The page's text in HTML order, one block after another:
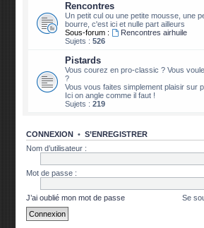
Rencontres
Un petit cul ou une petite mousse, une
bourre, c'est ici et nulle part ailleurs
Sous-forum :
Rencontres airhuile
Sujets :526
Pistards
Vous courez en pro-classic ? Vous
?
Vous vous faites simplement plaisir sur
Ici on angle comme il faut !
Sujets :219
CONNEXION •S’ENREGISTRER
Nom d’utilisateur :
Mot de passe :
J’ai oublié mon mot de passe Se